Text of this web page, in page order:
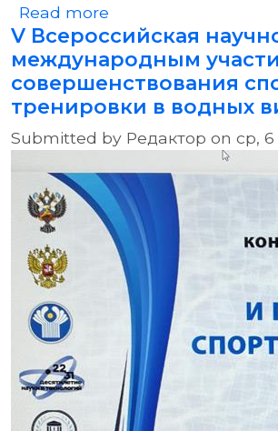
Read moreabout ХX
V Всероссийская
международным
совершенствования
тренировки в водных
Submitted by Редактор on ср,